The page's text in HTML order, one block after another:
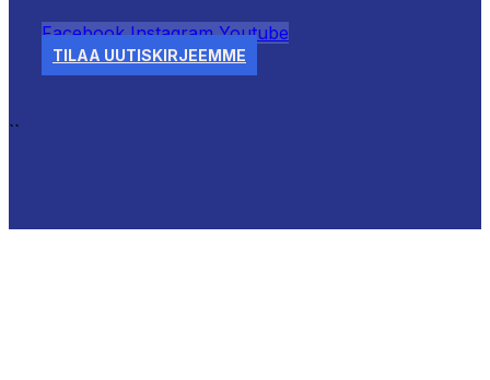
Facebook Instagram Youtube
TILAA UUTISKIRJEEMME
``